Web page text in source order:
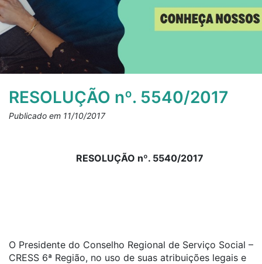
RESOLUÇÃO nº. 5540/2017
Publicado em 11/10/2017
RESOLUÇÃO nº. 5540/2017
O Presidente do Conselho Regional de Serviço Social –
CRESS 6ª Região, no uso de suas atribuições legais e